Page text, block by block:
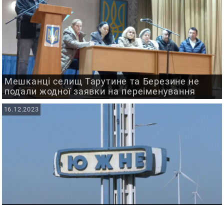
Мешканці селищ Тарутине та Березине не
подали жодної заявки на переіменування
16.12.2023